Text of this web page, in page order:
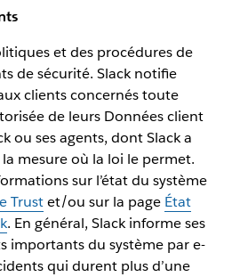
et des procédures de
de sécurité. Slack notifie
clients concernés toute
de leurs Données client
ou ses agents, dont Slack a
mesure où la loi le permet.
sur l’état du système
Trustet/ou sur la page État
. En général, Slack informe ses
importants du système par e-
qui durent plus d’une